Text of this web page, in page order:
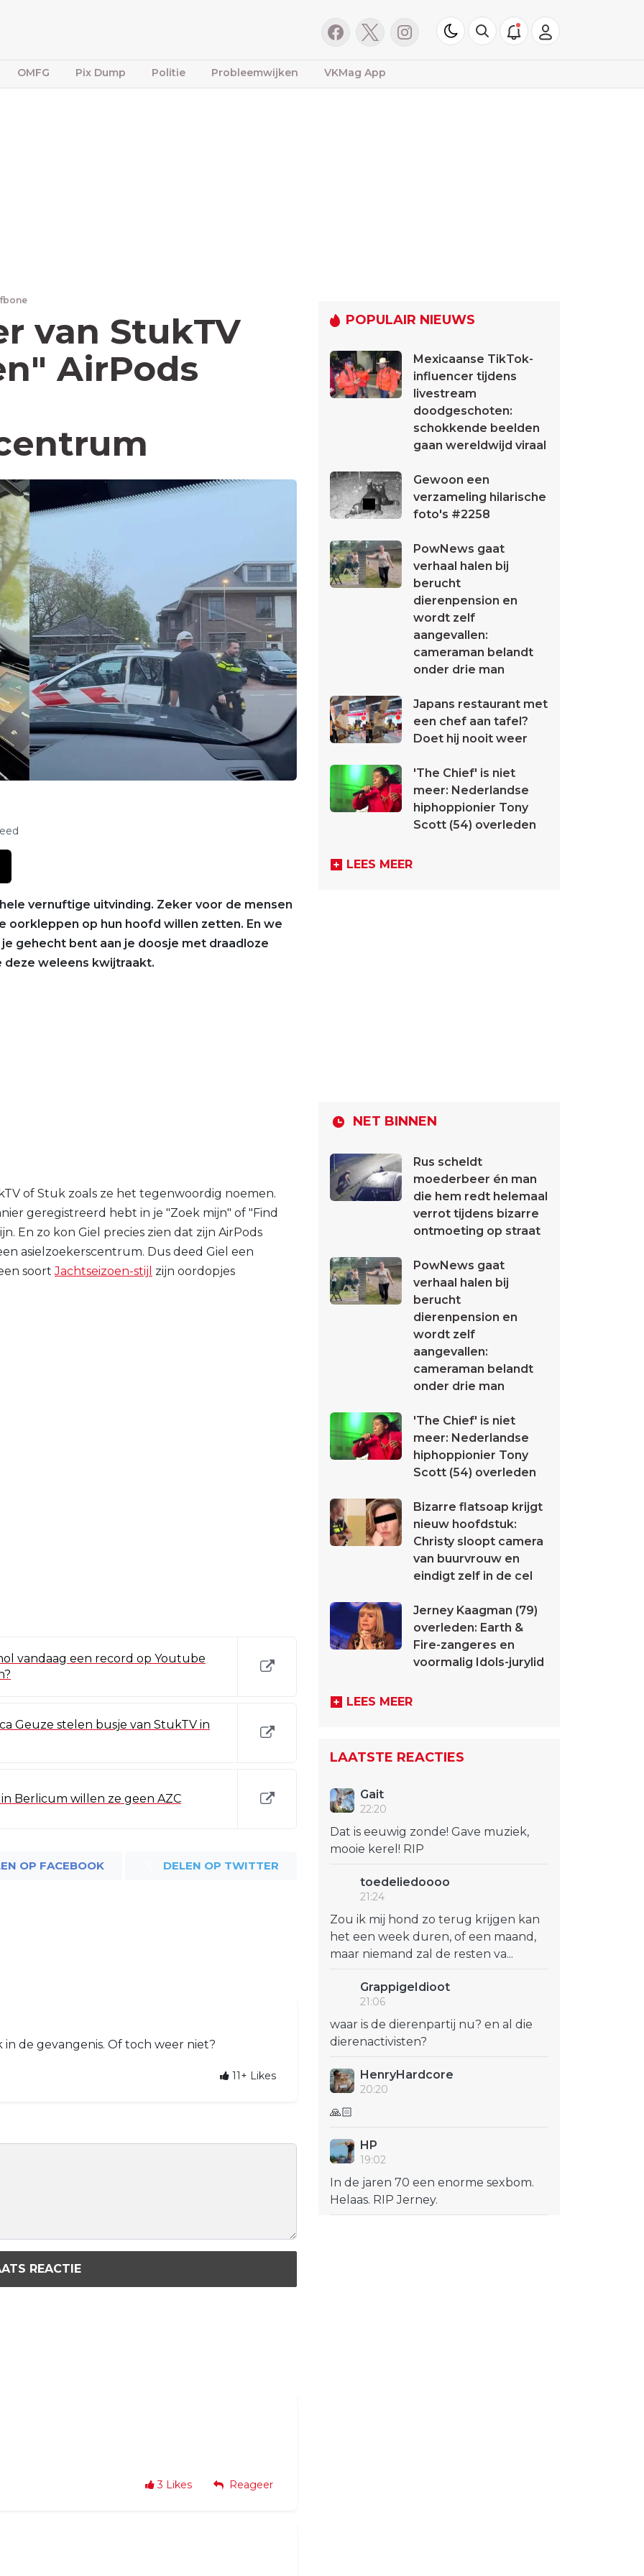
OMFG Pix Dump Politie Probleemwijken VKMag App
van StukTV
AirPods
vernuftige uitvinding. Zeker voor de mensen
op hun hoofd willen zetten. En we
gehecht bent aan je doosje met draadloze
deze weleens kwijtraakt.
of Stuk zoals ze het tegenwoordig noemen.
geregistreerd hebt in je "Zoek mijn" of "Find
En zo kon Giel precies zien dat zijn AirPods
asielzoekerscentrum. Dus deed Giel een
soortJachtseizoen-stijl zijn oordopjes
vandaag een record op Youtube
Geuze stelen busje van StukTV in
Berlicum willen ze geen AZC
OP FACEBOOK DELEN OP TWITTER
de gevangenis. Of toch weer niet?
11+ Likes
REACTIE
3 Likes Reageer
POPULAIR NIEUWS
Mexicaanse TikTok-
influencer tijdens
livestream
doodgeschoten:
schokkende beelden
gaan wereldwijd viraal
Gewoon een
verzameling hilarische
foto's #2258
PowNews gaat
verhaal halen bij
berucht
dierenpension en
wordt zelf
aangevallen:
cameraman belandt
onder drie man
Japans restaurant met
een chef aan tafel?
Doet hij nooit weer
'The Chief' is niet
meer: Nederlandse
hiphoppionier Tony
Scott (54) overleden
LEES MEER
NET BINNEN
Rus scheldt
moederbeer én man
die hem redt helemaal
verrot tijdens bizarre
ontmoeting op straat
PowNews gaat
verhaal halen bij
berucht
dierenpension en
wordt zelf
aangevallen:
cameraman belandt
onder drie man
'The Chief' is niet
meer: Nederlandse
hiphoppionier Tony
Scott (54) overleden
Bizarre flatsoap krijgt
nieuw hoofdstuk:
Christy sloopt camera
van buurvrouw en
eindigt zelf in de cel
Jerney Kaagman (79)
overleden: Earth &
Fire-zangeres en
voormalig Idols-jurylid
LEES MEER
LAATSTE REACTIES
Gait
22:20
Dat is eeuwig zonde! Gave muziek,
mooie kerel! RIP
toedeliedoooo
21:24
Zou ik mij hond zo terug krijgen kan
het een week duren, of een maand,
maar niemand zal de resten va...
GrappigeIdioot
21:06
waar is de dierenpartij nu? en al die
dierenactivisten?
HenryHardcore
20:20
🙏🏻
HP
19:02
In de jaren 70 een enorme sexbom.
Helaas. RIP Jerney.